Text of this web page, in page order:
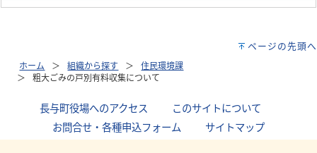
ページの先頭へ
ホーム 組織から探す
住民環境課
粗大ごみの戸別有料収集について
長与町役場へのアクセス このサイトについて
お問合せ・各種申込フォーム
サイトマップ